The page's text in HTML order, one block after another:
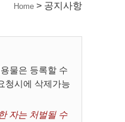
Home > 공지사항
물은 등록할 수
청시에 삭제가능
자는 처벌될 수